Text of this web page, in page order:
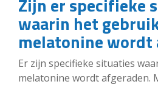
waarin het
melatonine wordt
Er zijn specifieke situaties
melatonine wordt afgeraden.